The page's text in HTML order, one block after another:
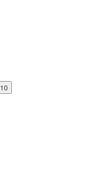
10